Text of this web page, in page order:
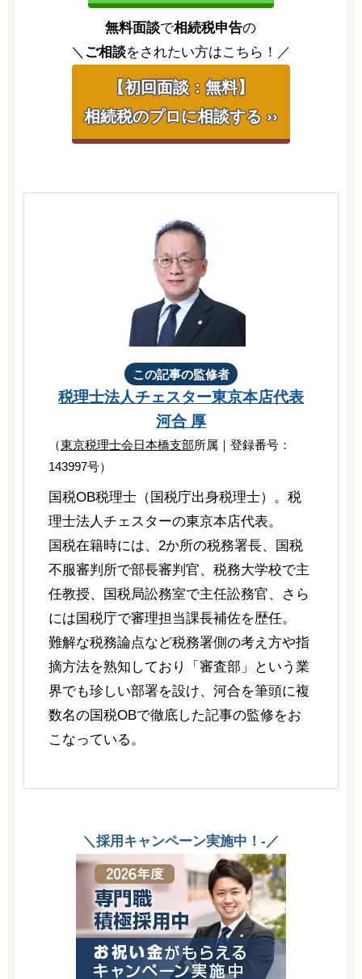
無料面談で相続税申告の
＼ ご相談をされたい方はこちら！／
【初回面談：無料】
相続税のプロに相談する ››
この記事の監修者
税理士法人チェスター東京本店代表
河合 厚
（東京税理士会日本橋支部所属｜登録番号：
143997号）
国税OB税理士（国税庁出身税理士）。税
理士法人チェスターの東京本店代表。
国税在籍時には、2か所の税務署長、国税
不服審判所で部長審判官、税務大学校で主
任教授、国税局訟務室で主任訟務官、さら
には国税庁で審理担当課長補佐を歴任。
難解な税務論点など税務署側の考え方や指
摘方法を熟知しており「審査部」という業
界でも珍しい部署を設け、河合を筆頭に複
数名の国税OBで徹底した記事の監修をお
こなっている。
＼採用キャンペーン実施中！-／